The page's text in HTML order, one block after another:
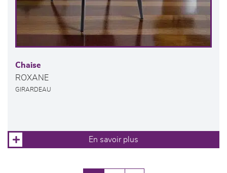
Chaise
ROXANE
GIRARDEAU
En savoir plus